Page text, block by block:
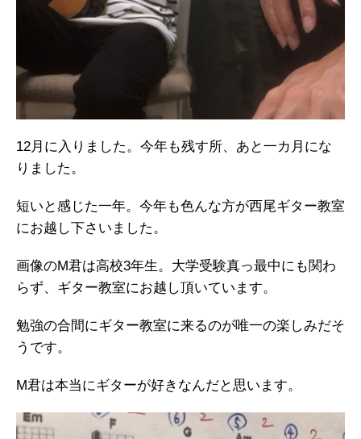
12月に入りました。今年も残す所、あと一カ月にな
りました。
短いと感じた一年。今年も色んな方が西尾ギター教室
にお越し下さいました。
画像のM君は高校3年生。大学受験真っ最中にも関わ
らず、ギター教室にお越し頂いています。
勉強の合間にギター教室に来るのが唯一の楽しみだそ
うです。
M君は本当にギターが好きなんだと思います。